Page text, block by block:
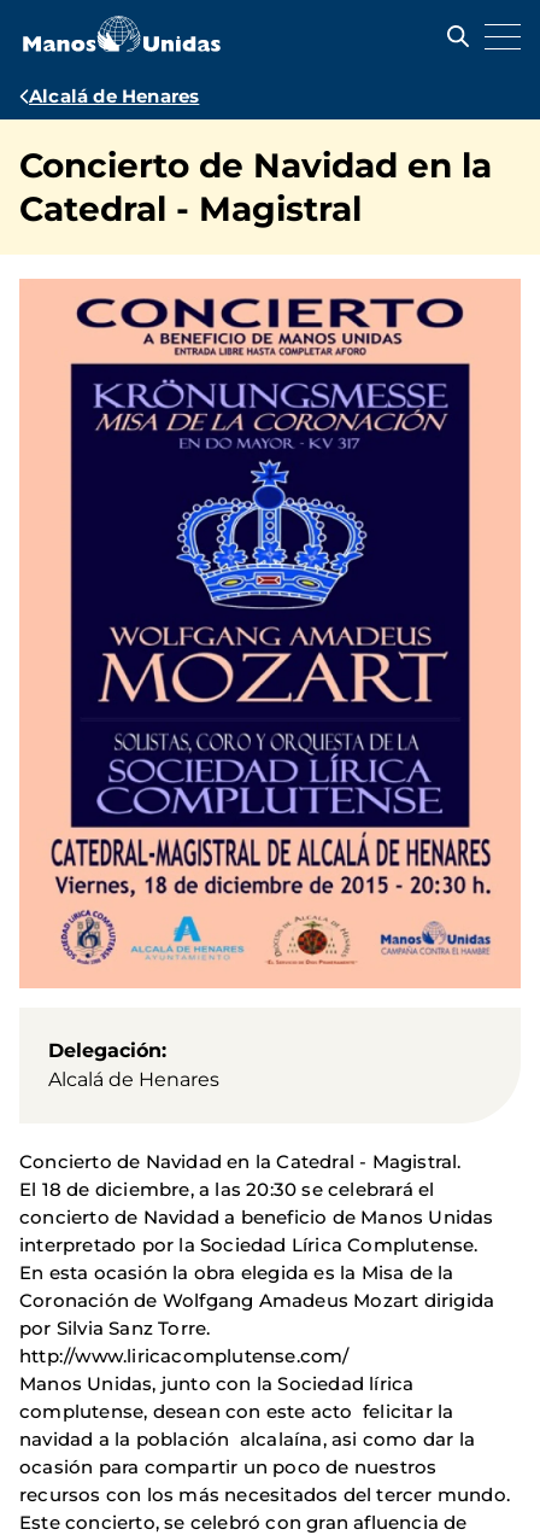
contenido
Ruta
navegación
Alcalá de Henares
Concierto de Navidad en la
Catedral - Magistral
Delegación
Alcalá de Henares
Concierto de Navidad en la Catedral - Magistral.
El 18 de diciembre, a las 20:30 se celebrará el
concierto de Navidad a beneficio de Manos Unidas
interpretado por la Sociedad Lírica Complutense.
En esta ocasión la obra elegida es la Misa de la
Coronación de Wolfgang Amadeus Mozart dirigida
por Silvia Sanz Torre.
http://www.liricacomplutense.com/
Manos Unidas, junto con la Sociedad lírica
complutense, desean con este acto felicitar la
navidad a la población alcalaína, asi como dar la
ocasión para compartir un poco de nuestros
recursos con los más necesitados del tercer mundo.
Este concierto, se celebró con gran afluencia de